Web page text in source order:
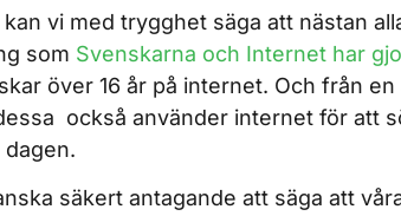
vi med trygghet säga att nästan
som Svenskarna och Internet har
över 16 år på internet. Och från en
också använder internet för att
dagen.
säkert antagande att säga att